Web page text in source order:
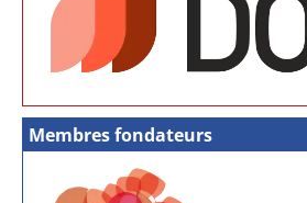
Membres fondateurs